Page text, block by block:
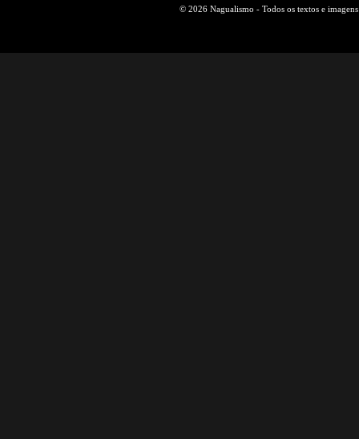
© 2026 Nagualismo - Todos os textos e